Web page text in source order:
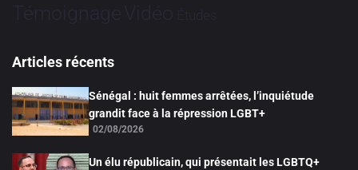
TémoignageVidéo Études
Articles récents
Sénégal : huit femmes arrêtées, l’inquiétude
grandit face à la répression LGBT+
02/08/2026
Un élu républicain, qui présentait les LGBTQ+